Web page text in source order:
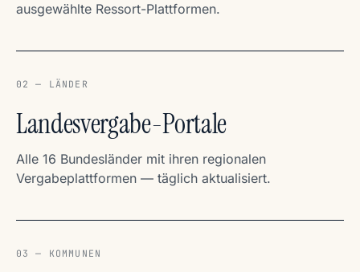
ausgewählte Ressort-Plattformen.
02 — LÄNDER
Landesvergabe-Portale
Alle 16 Bundesländer mit ihren regionalen
Vergabeplattformen — täglich aktualisiert.
03 — KOMMUNEN